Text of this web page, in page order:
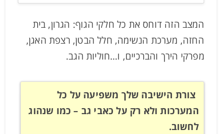
המצב הזה דוחס את כל חלקי הגוף: הגרון, בית
החזה, מערכת הנשימה, חלל הבטן, רצפת האגן,
מפרקי הירך והברכיים, ו…חוליות הגב.
צורת הישיבה שלך משפיעה על כל
המערכות ולא רק על כאבי גב – כמו שנהוג
לחשוב.